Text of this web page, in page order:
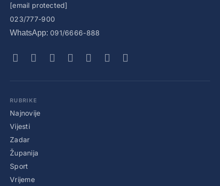
[email protected]
023/777-900
WhatsApp: 091/6666-888
RUBRIKE
Najnovije
Vijesti
Zadar
Županija
Sport
Vrijeme